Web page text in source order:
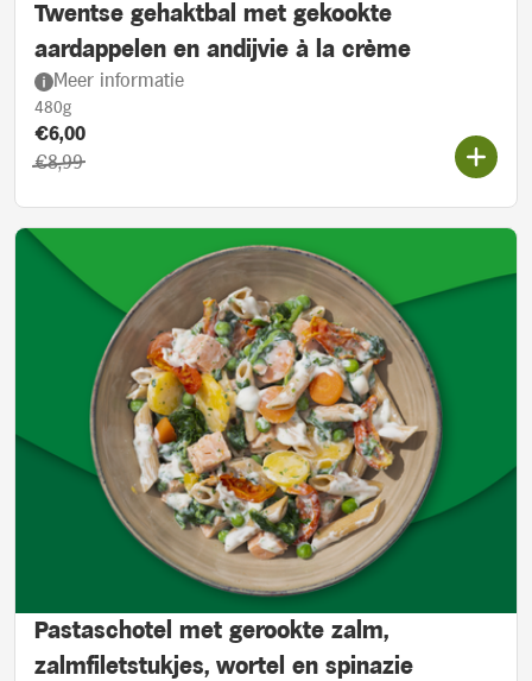
Twentse gehaktbal met gekookte
aardappelen en andijvie à la crème
Meer informatie
480g
Product prijs::
Actieprijs:
€6,00
Oorspronkelijke prijs:
€8,99
Pastaschotel met gerookte zalm,
zalmfiletstukjes, wortel en spinazie